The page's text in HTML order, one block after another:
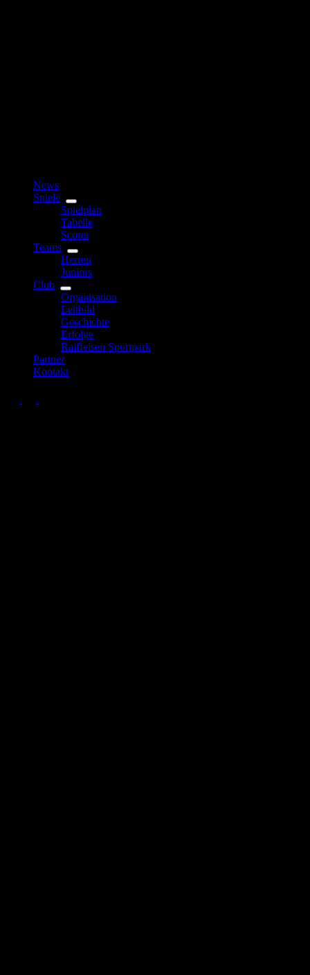
News
Spiele
Spielplan
Tabelle
Scorer
Teams
Herren
Juniors
Club
Organisation
Leitbild
Geschichte
Erfolge
Raiffeisen Sportpark
Partner
Kontakt